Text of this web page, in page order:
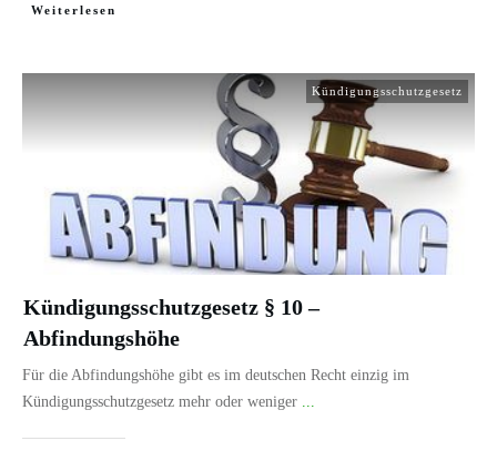
Weiterlesen
Kündigungsschutzgesetz
Kündigungsschutzgesetz § 10 –
Abfindungshöhe
Für die Abfindungshöhe gibt es im deutschen Recht einzig im
Kündigungsschutzgesetz mehr oder weniger